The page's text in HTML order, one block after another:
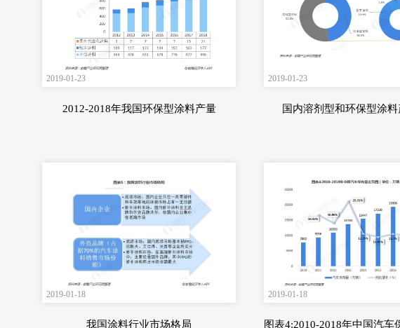
2019-01-23
2012-2018年我国环保型涂料产量
2019-01-23
国内溶剂型和环保型涂
2019-01-18
我国涂料行业市场格局
2019-01-18
图表4:2010-2018年中国汽车